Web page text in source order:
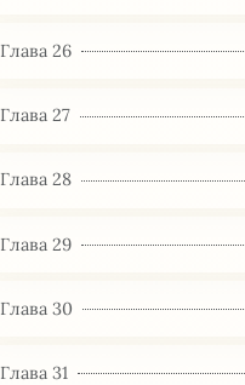
Глава 26
Глава 27
Глава 28
Глава 29
Глава 30
Глава 31